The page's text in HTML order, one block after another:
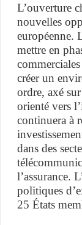
L’ouverture
nouvelles
européenne.
mettre en
créer un
ordre, axé
orienté vers
continuera à
dans des
l’assurance.
politiques
25 États